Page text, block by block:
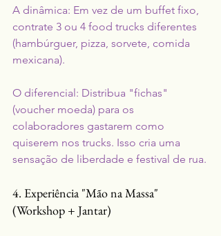
A dinâmica: Em vez de um buffet fixo,
contrate 3 ou 4 food trucks diferentes
(hambúrguer, pizza, sorvete, comida
mexicana).
O diferencial: Distribua "fichas"
(voucher moeda) para os
colaboradores gastarem como
quiserem nos trucks. Isso cria uma
sensação de liberdade e festival de rua.
4. Experiência "Mão na Massa"
(Workshop + Jantar)